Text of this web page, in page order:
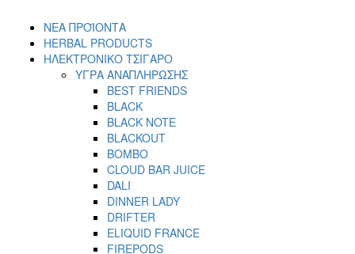
ΝΕΑ ΠΡΟΪΟΝΤΑ
HERBAL PRODUCTS
ΗΛΕΚΤΡΟΝΙΚΟ ΤΣΙΓΑΡΟ
ΥΓΡΑ ΑΝΑΠΛΗΡΩΣΗΣ
BEST FRIENDS
BLACK
BLACK NOTE
BLACKOUT
BOMBO
CLOUD BAR JUICE
DALI
DINNER LADY
DRIFTER
ELIQUID FRANCE
FIREPODS